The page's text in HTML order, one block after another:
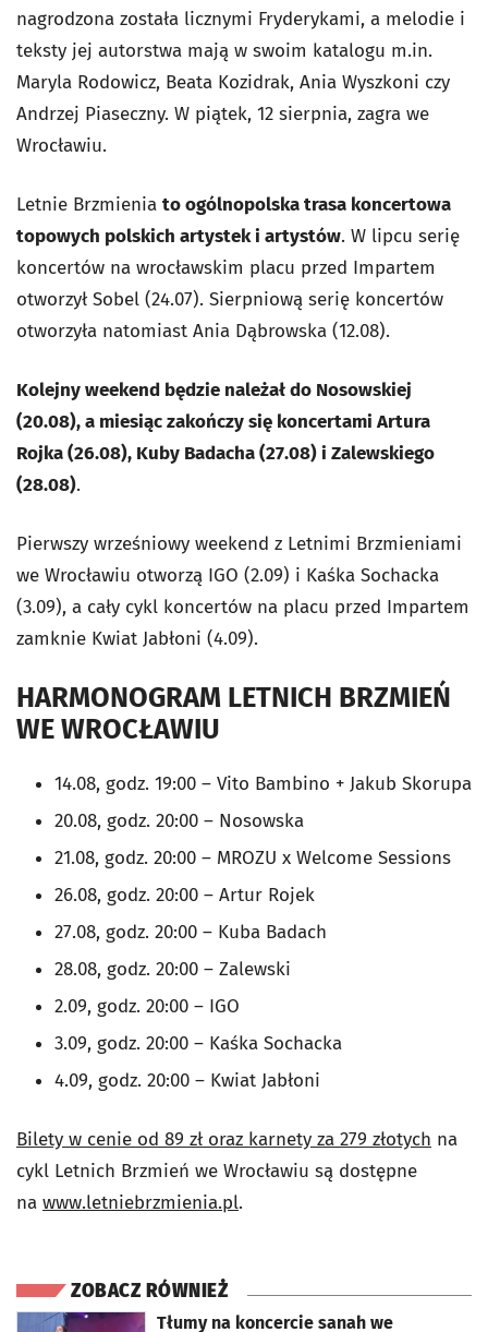
nagrodzona została licznymi Fryderykami, a melodie i
teksty jej autorstwa mają w swoim katalogu m.in.
Maryla Rodowicz, Beata Kozidrak, Ania Wyszkoni czy
Andrzej Piaseczny. W piątek, 12 sierpnia, zagra we
Wrocławiu.
Letnie Brzmienia to ogólnopolska trasa koncertowa
topowych polskich artystek i artystów. W lipcu serię
koncertów na wrocławskim placu przed Impartem
otworzył Sobel (24.07). Sierpniową serię koncertów
otworzyła natomiast Ania Dąbrowska (12.08).
Kolejny weekend będzie należał do Nosowskiej
(20.08), a miesiąc zakończy się koncertami Artura
Rojka (26.08), Kuby Badacha (27.08) i Zalewskiego
(28.08).
Pierwszy wrześniowy weekend z Letnimi Brzmieniami
we Wrocławiu otworzą IGO (2.09) i Kaśka Sochacka
(3.09), a cały cykl koncertów na placu przed Impartem
zamknie Kwiat Jabłoni (4.09).
HARMONOGRAM LETNICH BRZMIEŃ
WE WROCŁAWIU
14.08, godz. 19:00 – Vito Bambino + Jakub Skorupa
20.08, godz. 20:00 – Nosowska
21.08, godz. 20:00 – MROZU x Welcome Sessions
26.08, godz. 20:00 – Artur Rojek
27.08, godz. 20:00 – Kuba Badach
28.08, godz. 20:00 – Zalewski
2.09, godz. 20:00 – IGO
3.09, godz. 20:00 – Kaśka Sochacka
4.09, godz. 20:00 – Kwiat Jabłoni
Bilety w cenie od 89 zł oraz karnety za 279 złotych na
cykl Letnich Brzmień we Wrocławiu są dostępne
na www.letniebrzmienia.pl.
ZOBACZ RÓWNIEŻ
Tłumy na koncercie sanah we
otworzy się w nowej karcie